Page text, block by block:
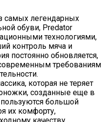
самых легендарных
обуви, Predator
технологиями,
контроль мяча и
постоянно обновляется,
требованиям
которая не теряет
созданные еще в
большой
их комфорту,
качеству.